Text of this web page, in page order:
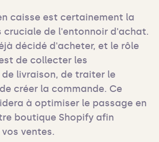
caisse est certainement la
cruciale de l'entonnoir d'achat.
décidé d'acheter, et le rôle
de collecter les
livraison, de traiter le
créer la commande. Ce
à optimiser le passage en
boutique Shopify afin
ventes.